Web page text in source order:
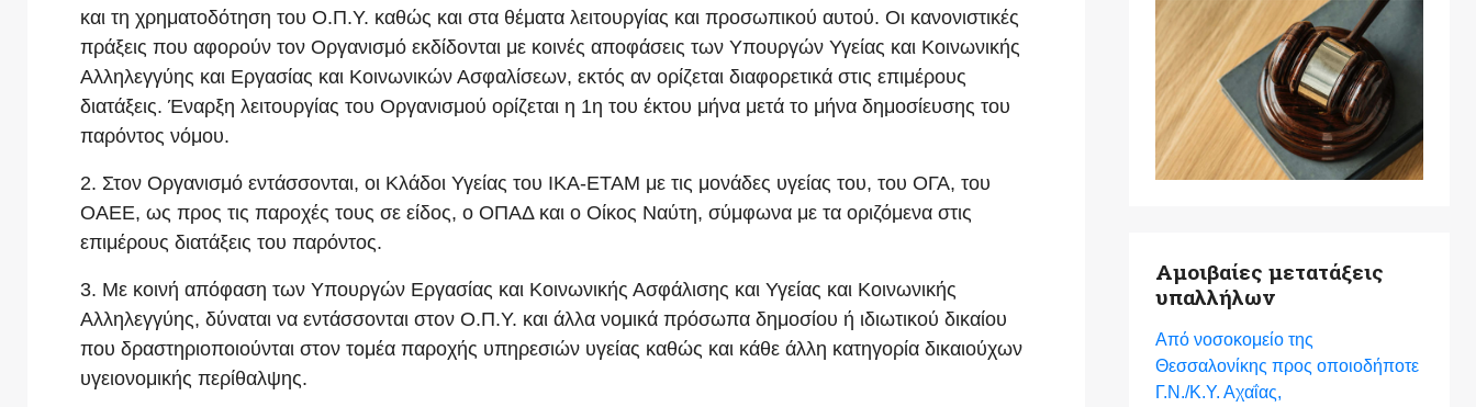
και τη χρηματοδότηση του Ο.Π.Υ. καθώς και στα θέματα λειτουργίας και προσωπικού αυτού. Οι κανονιστικές
πράξεις που αφορούν τον Οργανισμό εκδίδονται με κοινές αποφάσεις των Υπουργών Υγείας και Κοινωνικής
Αλληλεγγύης και Εργασίας και Κοινωνικών Ασφαλίσεων, εκτός αν ορίζεται διαφορετικά στις επιμέρους
διατάξεις. Έναρξη λειτουργίας του Οργανισμού ορίζεται η 1η του έκτου μήνα μετά το μήνα δημοσίευσης του
παρόντος νόμου.
2. Στον Οργανισμό εντάσσονται, οι Κλάδοι Υγείας του ΙΚΑ-ΕΤΑΜ με τις μονάδες υγείας του, του ΟΓΑ, του
ΟΑΕΕ, ως προς τις παροχές τους σε είδος, ο ΟΠΑΔ και ο Οίκος Ναύτη, σύμφωνα με τα οριζόμενα στις
επιμέρους διατάξεις του παρόντος.
3. Με κοινή απόφαση των Υπουργών Εργασίας και Κοινωνικής Ασφάλισης και Υγείας και Κοινωνικής
Αλληλεγγύης, δύναται να εντάσσονται στον Ο.Π.Υ. και άλλα νομικά πρόσωπα δημοσίου ή ιδιωτικού δικαίου
που δραστηριοποιούνται στον τομέα παροχής υπηρεσιών υγείας καθώς και κάθε άλλη κατηγορία δικαιούχων
υγειονομικής περίθαλψης.
Αμοιβαίες μετατάξεις
υπαλλήλων
Από νοσοκομείο της
Θεσσαλονίκης προς οποιοδήποτε
Γ.Ν./Κ.Υ. Αχαΐας,